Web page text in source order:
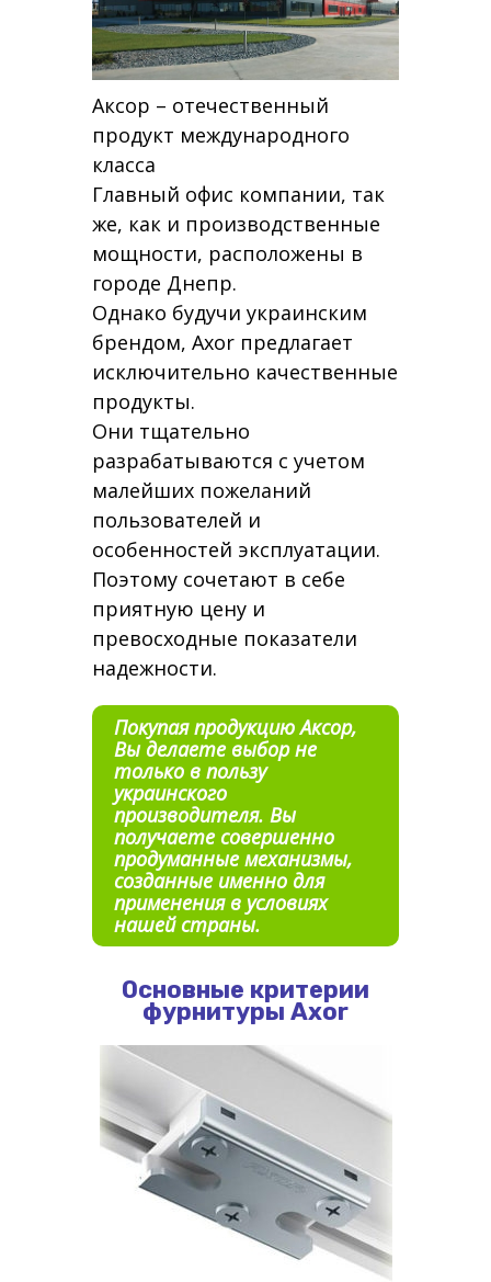
Аксор – отечественный
продукт международного
класса
Главный офис компании, так
же, как и производственные
мощности, расположены в
городе Днепр.
Однако будучи украинским
брендом, Axor предлагает
исключительно качественные
продукты.
Они тщательно
разрабатываются с учетом
малейших пожеланий
пользователей и
особенностей эксплуатации.
Поэтому сочетают в себе
приятную цену и
превосходные показатели
надежности.
Покупая продукцию Аксор,
Вы делаете выбор не
только в пользу
украинского
производителя. Вы
получаете совершенно
продуманные механизмы,
созданные именно для
применения в условиях
нашей страны.
Основные критерии
фурнитуры Axor